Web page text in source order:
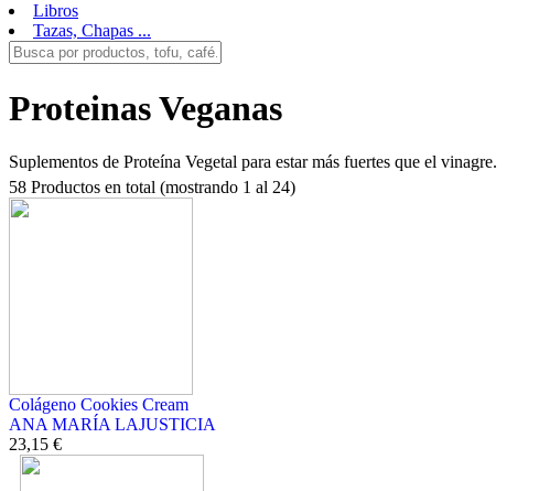
Libros
Tazas, Chapas ...
Proteinas Veganas
Suplementos de Proteína Vegetal para estar más fuertes que el vinagre.
58 Productos en total (mostrando 1 al 24)
Colágeno Cookies Cream
ANA MARÍA LAJUSTICIA
23,15 €